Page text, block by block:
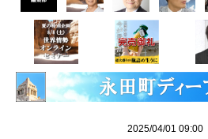
2025/04/01 09:00 |